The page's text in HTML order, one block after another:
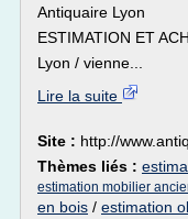
Antiquaire Lyon
ESTIMATION ET
Lyon / vienne...
Lire la suite
Site : http://
Thèmes liés :
estimation mobilier
en bois / estimation